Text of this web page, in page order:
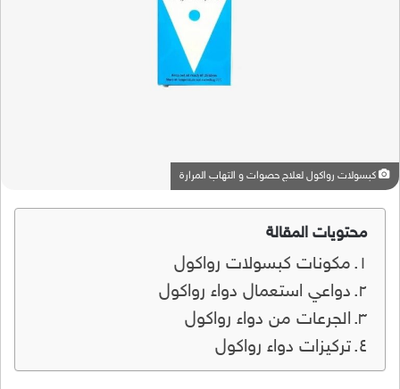
كبسولات رواكول لعلاج حصوات و التهاب المرارة
محتويات المقالة
مكونات كبسولات رواكول
دواعي استعمال دواء رواكول
الجرعات من دواء رواكول
تركيزات دواء رواكول